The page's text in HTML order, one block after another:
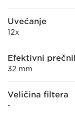
Uvećanje
12x
Efektivni
32 mm
Veličina filtera
-